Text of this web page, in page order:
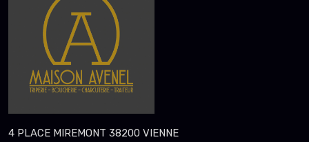
4 PLACE MIREMONT 38200 VIENNE